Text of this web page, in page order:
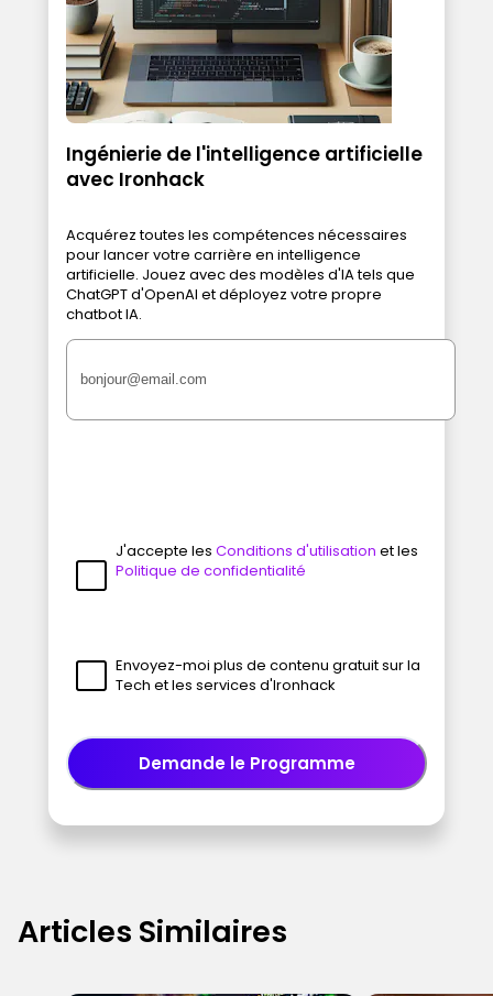
Ingénierie de l'intelligence artificielle
avec Ironhack
Acquérez toutes les compétences nécessaires
pour lancer votre carrière en intelligence
artificielle. Jouez avec des modèles d'IA tels que
ChatGPT d'OpenAI et déployez votre propre
chatbot IA.
J'accepte les Conditions d'utilisation et les
Politique de confidentialité
Envoyez-moi plus de contenu gratuit sur la
Tech et les services d'Ironhack
Demande le Programme
Articles Similaires